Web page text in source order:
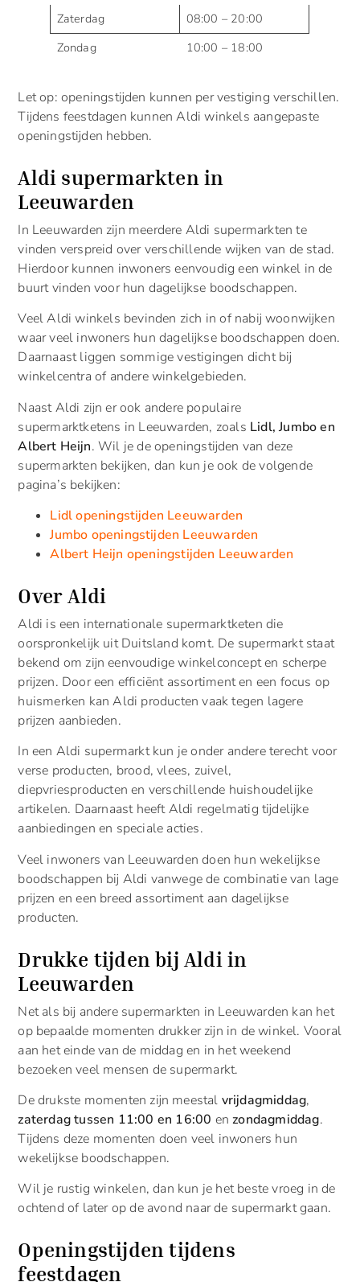
Zaterdag
08:00 – 20:00
Zondag
10:00 – 18:00
Let op: openingstijden kunnen per vestiging verschillen.
Tijdens feestdagen kunnen Aldi winkels aangepaste
openingstijden hebben.
Aldi supermarkten in
Leeuwarden
In Leeuwarden zijn meerdere Aldi supermarkten te
vinden verspreid over verschillende wijken van de stad.
Hierdoor kunnen inwoners eenvoudig een winkel in de
buurt vinden voor hun dagelijkse boodschappen.
Veel Aldi winkels bevinden zich in of nabij woonwijken
waar veel inwoners hun dagelijkse boodschappen doen.
Daarnaast liggen sommige vestigingen dicht bij
winkelcentra of andere winkelgebieden.
Naast Aldi zijn er ook andere populaire
supermarktketens in Leeuwarden, zoals Lidl, Jumbo en
Albert Heijn. Wil je de openingstijden van deze
supermarkten bekijken, dan kun je ook de volgende
pagina’s bekijken:
Lidl openingstijden Leeuwarden
Jumbo openingstijden Leeuwarden
Albert Heijn openingstijden Leeuwarden
Over Aldi
Aldi is een internationale supermarktketen die
oorspronkelijk uit Duitsland komt. De supermarkt staat
bekend om zijn eenvoudige winkelconcept en scherpe
prijzen. Door een efficiënt assortiment en een focus op
huismerken kan Aldi producten vaak tegen lagere
prijzen aanbieden.
In een Aldi supermarkt kun je onder andere terecht voor
verse producten, brood, vlees, zuivel,
diepvriesproducten en verschillende huishoudelijke
artikelen. Daarnaast heeft Aldi regelmatig tijdelijke
aanbiedingen en speciale acties.
Veel inwoners van Leeuwarden doen hun wekelijkse
boodschappen bij Aldi vanwege de combinatie van lage
prijzen en een breed assortiment aan dagelijkse
producten.
Drukke tijden bij Aldi in
Leeuwarden
Net als bij andere supermarkten in Leeuwarden kan het
op bepaalde momenten drukker zijn in de winkel. Vooral
aan het einde van de middag en in het weekend
bezoeken veel mensen de supermarkt.
De drukste momenten zijn meestal vrijdagmiddag,
zaterdag tussen 11:00 en 16:00 enzondagmiddag.
Tijdens deze momenten doen veel inwoners hun
wekelijkse boodschappen.
Wil je rustig winkelen, dan kun je het beste vroeg in de
ochtend of later op de avond naar de supermarkt gaan.
Openingstijden tijdens
feestdagen